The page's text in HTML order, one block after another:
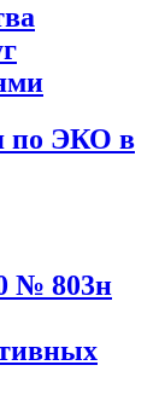
по ЭКО в
№ 803н